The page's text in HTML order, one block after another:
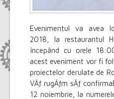
Evenimentul va avea
2018, la restaurantul
începând cu orele
acest eveniment vor fi
proiectelor derulate de
VÄƒ rugÄƒm sÄƒ
12 noiembrie, la